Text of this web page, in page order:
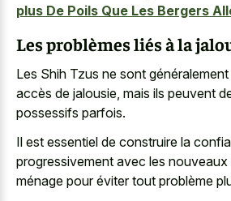
plus De Poils Que Les Bergers
Les problèmes liés à la
Les Shih Tzus ne sont
accès de jalousie, mais ils peuvent
possessifs parfois.
Il est essentiel de construire la
progressivement avec les nouveaux
ménage pour éviter tout problème